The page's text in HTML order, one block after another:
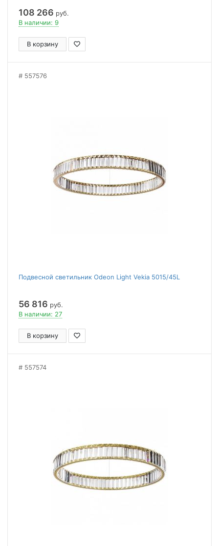
108 266 руб.
В наличии: 9
В корзину
557576
Подвесной светильник Odeon Light Vekia 5015/45L
56 816 руб.
В наличии: 27
В корзину
557574